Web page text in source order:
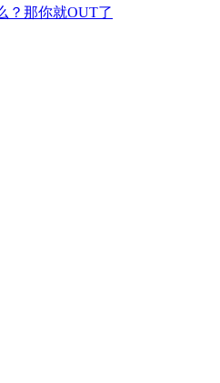
？那你就OUT了